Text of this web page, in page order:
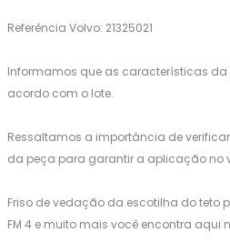
Referência Volvo: 21325021
Informamos que as características
acordo com o lote.
Ressaltamos a importância de
da peça para garantir a aplicação no
Friso de vedação da escotilha do teto
FM 4 e muito mais você encontra aqui